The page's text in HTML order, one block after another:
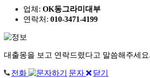
업체: OK동그라미대부
연락처: 010-3471-4199
대출몽을 보고 연락드렸다고 말씀해주세요.
전화 문자
닫기